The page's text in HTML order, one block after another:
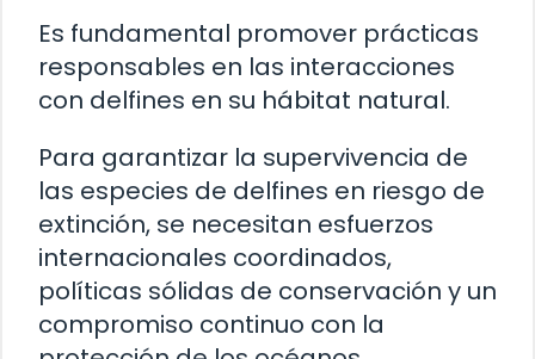
Es fundamental promover prácticas
responsables en las interacciones
con delfines en su hábitat natural.
Para garantizar la supervivencia de
las especies de delfines en riesgo de
extinción, se necesitan esfuerzos
internacionales coordinados,
políticas sólidas de conservación y un
compromiso continuo con la